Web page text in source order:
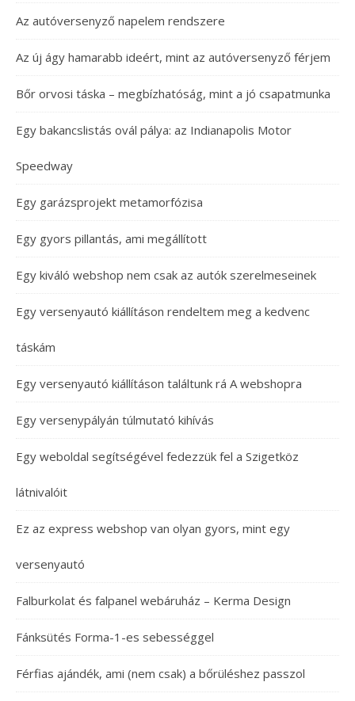
Az autóversenyző napelem rendszere
Az új ágy hamarabb ideért, mint az autóversenyző férjem
Bőr orvosi táska – megbízhatóság, mint a jó csapatmunka
Egy bakancslistás ovál pálya: az Indianapolis Motor
Speedway
Egy garázsprojekt metamorfózisa
Egy gyors pillantás, ami megállított
Egy kiváló webshop nem csak az autók szerelmeseinek
Egy versenyautó kiállításon rendeltem meg a kedvenc
táskám
Egy versenyautó kiállításon találtunk rá A webshopra
Egy versenypályán túlmutató kihívás
Egy weboldal segítségével fedezzük fel a Szigetköz
látnivalóit
Ez az express webshop van olyan gyors, mint egy
versenyautó
Falburkolat és falpanel webáruház – Kerma Design
Fánksütés Forma-1-es sebességgel
Férfias ajándék, ami (nem csak) a bőrüléshez passzol